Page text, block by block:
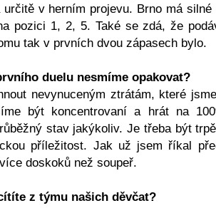
určitě v herním projevu. Brno má
pozici 1, 2, 5. Také se zdá, že
tak v prvních dvou zápasech bylo.
duelu nesmíme opakovat?
nevynuceným ztrátám, které
být koncentrovaní a hrát na
stav jakýkoliv. Je třeba být
příležitost. Jak už jsem říkal
doskoků než soupeř.
z týmu našich děvčat?